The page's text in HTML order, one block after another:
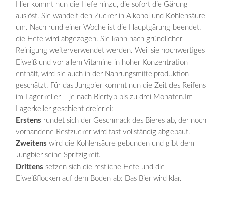
Hier kommt nun die Hefe hinzu, die sofort die Gärung
auslöst. Sie wandelt den Zucker in Alkohol und Kohlensäure
um. Nach rund einer Woche ist die Hauptgärung beendet,
die Hefe wird abgezogen. Sie kann nach gründlicher
Reinigung weiterverwendet werden. Weil sie hochwertiges
Eiweiß und vor allem Vitamine in hoher Konzentration
enthält, wird sie auch in der Nahrungsmittelproduktion
geschätzt. Für das Jungbier kommt nun die Zeit des Reifens
im Lagerkeller – je nach Biertyp bis zu drei Monaten.Im
Lagerkeller geschieht dreierlei:
Erstens rundet sich der Geschmack des Bieres ab, der noch
vorhandene Restzucker wird fast vollständig abgebaut.
Zweitens wird die Kohlensäure gebunden und gibt dem
Jungbier seine Spritzigkeit.
Drittens setzen sich die restliche Hefe und die
Eiweißflocken auf dem Boden ab: Das Bier wird klar.